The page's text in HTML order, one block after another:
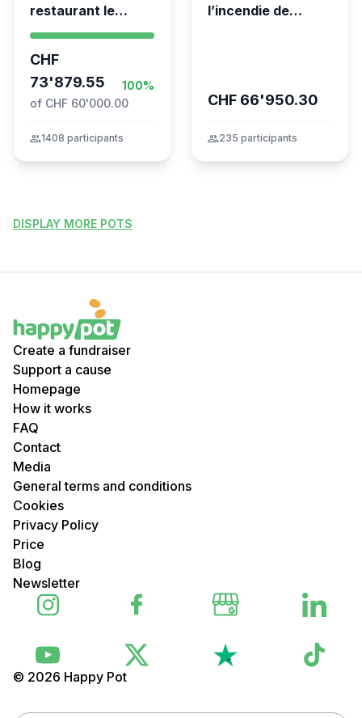
restaurant le
CHF
73'879.55
100%
of CHF 60'000.00
group1408 participants
l’incendie de
CHF 66'950.30
group235 participants
DISPLAY MORE POTS
© 2026 Happy Pot
Create a fundraiser
Support a cause
Homepage
How it works
FAQ
Contact
Media
General terms and conditions
Cookies
Privacy Policy
Price
Blog
Newsletter